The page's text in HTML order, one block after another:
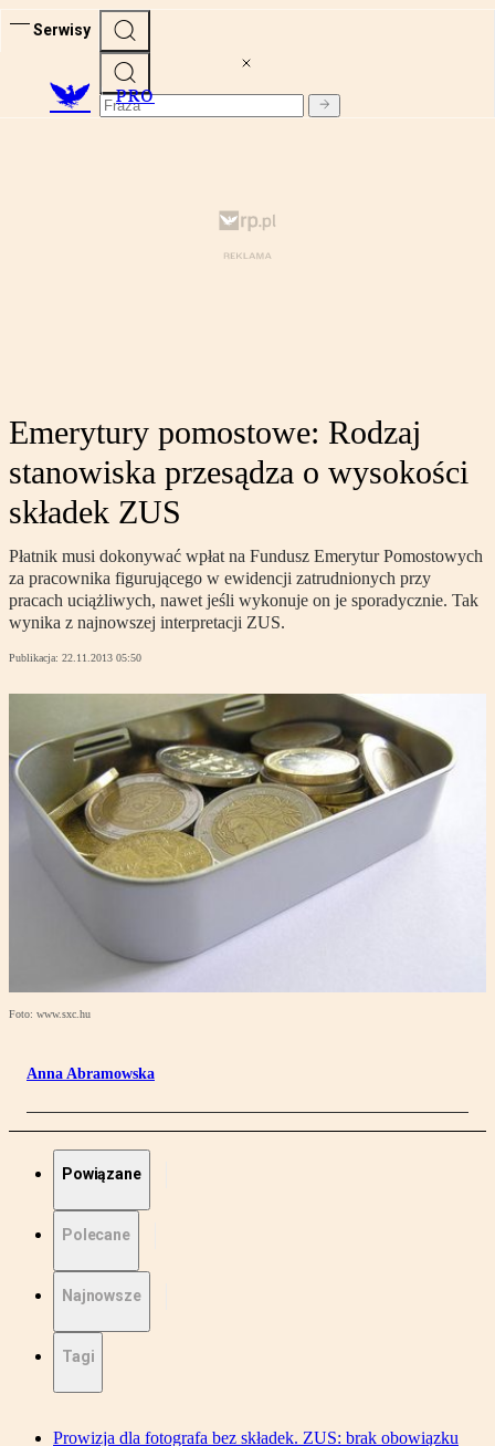
Serwisy
PRO
Emerytury pomostowe: Rodzaj
stanowiska przesądza o wysokości
składek ZUS
Płatnik musi dokonywać wpłat na Fundusz Emerytur Pomostowych
za pracownika figurującego w ewidencji zatrudnionych przy
pracach uciążliwych, nawet jeśli wykonuje on je sporadycznie. Tak
wynika z najnowszej interpretacji ZUS.
Publikacja: 22.11.2013 05:50
Foto: www.sxc.hu
Anna Abramowska
Powiązane
Polecane
Najnowsze
Tagi
Prowizja dla fotografa bez składek. ZUS: brak obowiązku